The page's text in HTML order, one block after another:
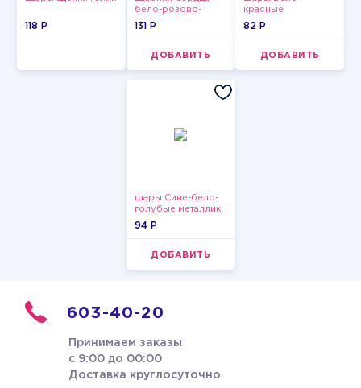
118 P
бело-розово-
красные
131 P
ДОБАВИТЬ
красные
пастельные
82 P
ДОБАВИТЬ
шары Сине-бело-
голубые металлик
94 P
ДОБАВИТЬ
603-40-20
Принимаем заказы
с 9:00 до 00:00
Доставка круглосуточно